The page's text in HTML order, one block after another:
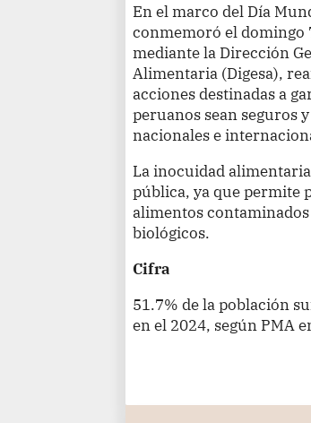
En el marco del Día
conmemoró el domingo
mediante la Dirección
Alimentaria (Digesa),
acciones destinadas a
peruanos sean seguros
nacionales e
La inocuidad
pública, ya que permite
alimentos
biológicos.
Cifra
51.7% de la población
en el 2024, según PMA